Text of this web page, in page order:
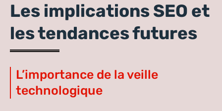
Les implications SEO et
les tendances futures
L’importance de la veille
technologique